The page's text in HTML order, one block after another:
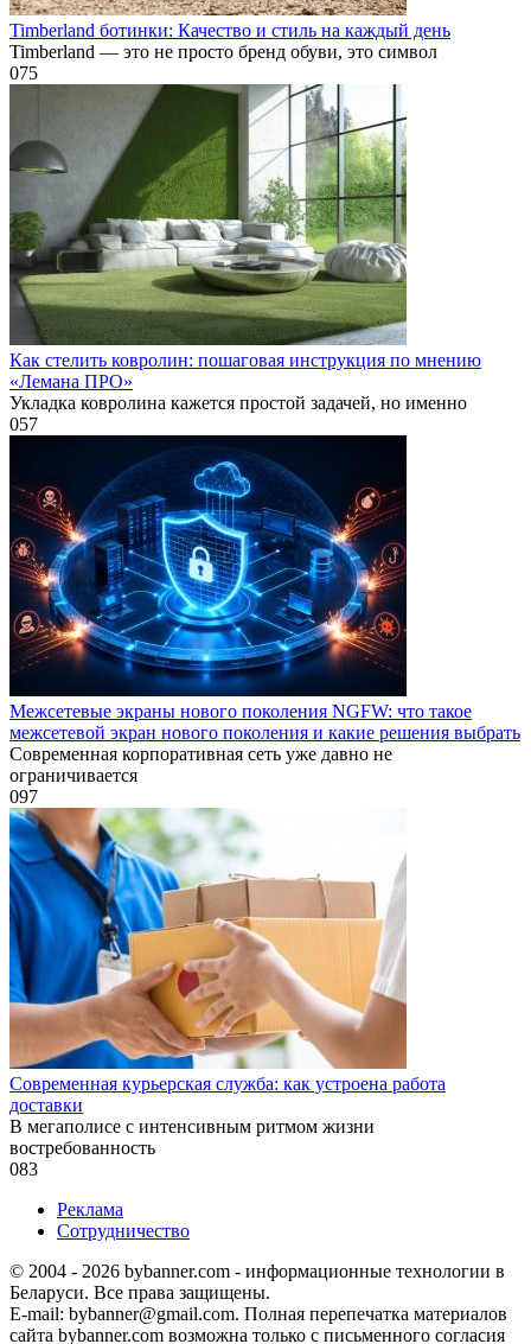
Timberland ботинки: Качество и стиль на каждый день
Timberland — это не просто бренд обуви, это символ
075
Как стелить ковролин: пошаговая инструкция по мнению
«Лемана ПРО»
Укладка ковролина кажется простой задачей, но именно
057
Межсетевые экраны нового поколения NGFW: что такое
межсетевой экран нового поколения и какие решения выбрать
Современная корпоративная сеть уже давно не
ограничивается
097
Современная курьерская служба: как устроена работа
доставки
В мегаполисе с интенсивным ритмом жизни
востребованность
083
Реклама
Сотрудничество
© 2004 - 2026 bybanner.com - информационные технологии в
Беларуси. Все права защищены.
E-mail: bybanner@gmail.com. Полная перепечатка материалов
сайта bybanner.com возможна только с письменного согласия